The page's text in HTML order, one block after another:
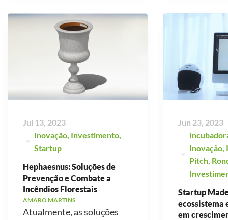
Jul 13, 2023
Inovação, Investimento,
Startup
Hephaesnus: Soluções de
Prevenção e Combate a
Incêndios Florestais
AMARO MARTINS
Atualmente, as soluções
Jun 23, 2023
Inovação,
Pitch,
Startup
ecossistema
em